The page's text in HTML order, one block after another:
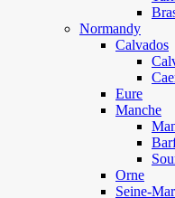
Normandy
Calvados
Eure
Manche
Orne
Seine-